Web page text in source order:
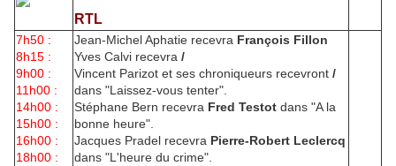
RTL
7h50 :
8h15 :
9h00 :
11h00 :
14h00 :
15h00 :
16h00 :
18h00 :
Jean-Michel Aphatie recevra François Fillon
Yves Calvi recevra /
Vincent Parizot et ses chroniqueurs recevront /
dans "Laissez-vous tenter".
Stéphane Bern recevra Fred Testot dans "A la
bonne heure".
Jacques Pradel recevra Pierre-Robert Leclercq
dans "L'heure du crime".